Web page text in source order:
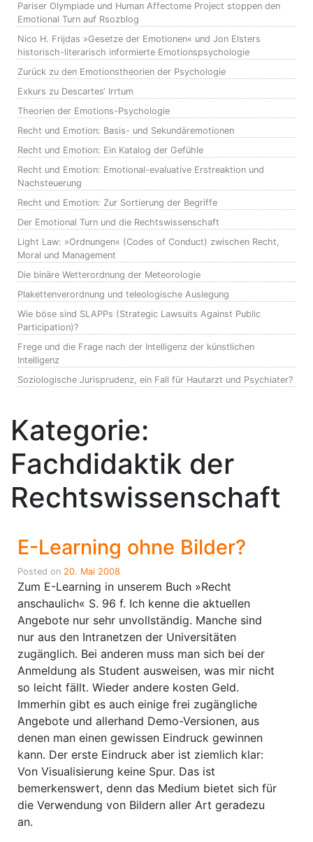
Pariser Olympiade und Human Affectome Project stoppen den
Emotional Turn auf Rsozblog
Nico H. Frijdas »Gesetze der Emotionen« und Jon Elsters
historisch-literarisch informierte Emotionspsychologie
Zurück zu den Emotionstheorien der Psychologie
Exkurs zu Descartes‘ Irrtum
Theorien der Emotions-Psychologie
Recht und Emotion: Basis- und Sekundäremotionen
Recht und Emotion: Ein Katalog der Gefühle
Recht und Emotion: Emotional-evaluative Erstreaktion und
Nachsteuerung
Recht und Emotion: Zur Sortierung der Begriffe
Der Emotional Turn und die Rechtswissenschaft
Light Law: »Ordnungen« (Codes of Conduct) zwischen Recht,
Moral und Management
Die binäre Wetterordnung der Meteorologie
Plakettenverordnung und teleologische Auslegung
Wie böse sind SLAPPs (Strategic Lawsuits Against Public
Participation)?
Frege und die Frage nach der Intelligenz der künstlichen
Intelligenz
Soziologische Jurisprudenz, ein Fall für Hautarzt und Psychiater?
Kategorie:
Fachdidaktik der
Rechtswissenschaft
E-Learning ohne Bilder?
Posted on 20. Mai 2008
Zum E-Learning in unserem Buch »Recht
anschaulich« S. 96 f. Ich kenne die aktuellen
Angebote nur sehr unvollständig. Manche sind
nur aus den Intranetzen der Universitäten
zugänglich. Bei anderen muss man sich bei der
Anmeldung als Student ausweisen, was mir nicht
so leicht fällt. Wieder andere kosten Geld.
Immerhin gibt es auch einige frei zugängliche
Angebote und allerhand Demo-Versionen, aus
denen man einen gewissen Eindruck gewinnen
kann. Der erste Eindruck aber ist ziemlich klar:
Von Visualisierung keine Spur. Das ist
bemerkenswert, denn das Medium bietet sich für
die Verwendung von Bildern aller Art geradezu
an.